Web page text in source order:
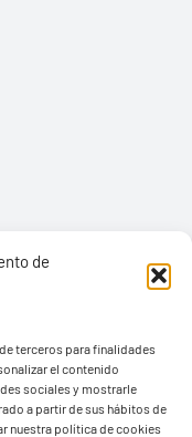
de
terceros para finalidades
el contenido
sociales y mostrarle
a partir de sus hábitos de
nuestra política de cookies